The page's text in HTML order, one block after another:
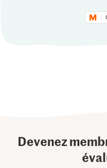
Devenez